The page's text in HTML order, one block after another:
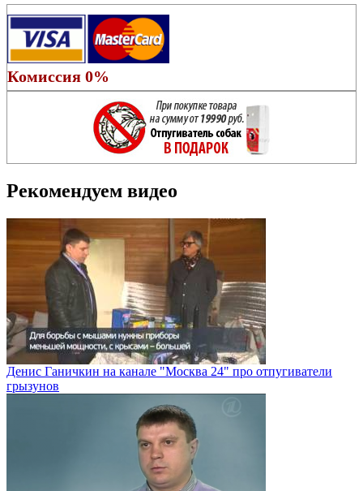
Комиссия 0%
Рекомендуем видео
Денис Ганичкин на канале "Москва 24" про отпугиватели
грызунов